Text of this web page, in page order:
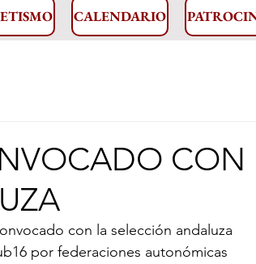
CALENDARIO
CON
con la selección andaluza
por federaciones autonómicas